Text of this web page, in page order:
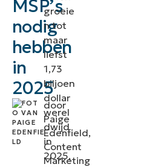
MSP’s
nodig
hebben
in
2025
door
Paige
Edenfield,
Content
Marketing
aan de
van
MSP’s
Een
blauwdruk
voor
uitmuntende
groeie
n tot
maar
liefst
1,73
biljoen
dollar
werel
dwijd
in
2025,